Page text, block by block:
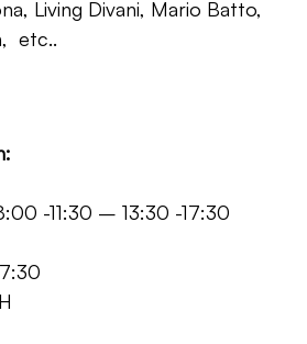
Living Divani, Mario Batto,
etc..
GmbH
11:30 – 13:30 -17:30
82
Süd/ZH